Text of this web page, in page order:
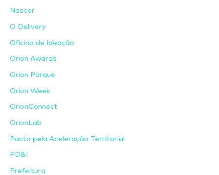
Nascer
O Delivery
Oficina de Ideação
Orion Awards
Orion Parque
Orion Week
OrionConnect
OrionLab
Pacto pela Aceleração Territorial
PD&I
Prefeitura